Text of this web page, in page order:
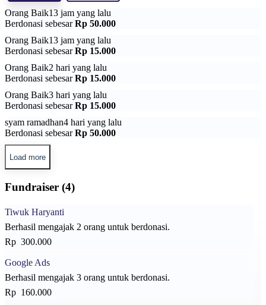
Salurkan DONASI terbaik Anda dengan cara:
1. Klik ‘Donasi Sekarang’
3. Pilih Bank Transfer Bank BCA, Mandiri, BRI, BNI
4. Klik ‘Kirim Donasi’
5. Kontak Admin Via WA jika sudah transfer
Silahkan untuk share juga halaman ini agar lebih banyak doa dan
sedekah yang terkumpul.
Orang Baik13 jam yang lalu
Berdonasi sebesarRp 50.000
Orang Baik13 jam yang lalu
Berdonasi sebesarRp 15.000
Orang Baik2 hari yang lalu
Berdonasi sebesarRp 15.000
Orang Baik3 hari yang lalu
Berdonasi sebesarRp 15.000
syam ramadhan4 hari yang lalu
Berdonasi sebesarRp 50.000
Load more
Fundraiser (4)
Tiwuk Haryanti
Berhasil mengajak 2 orang untuk berdonasi.
Rp 300.000
Google Ads
Berhasil mengajak 3 orang untuk berdonasi.
Rp 160.000